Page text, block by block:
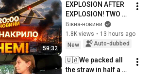
59:32
EXPLOSION AFTER
EXPLOSION! TWO
OIL GIANTS UNDER
ATTACK! SIVASH IN
THE BLACK SEA HIT!
Вікна-новини
1.8K views • 13 hours ago
New
Auto-dubbed
🇺🇦We packed all
the straw in half a